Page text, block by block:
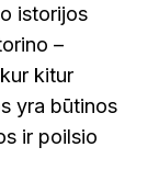
istorijos
–
kitur
yra būtinos
ir poilsio